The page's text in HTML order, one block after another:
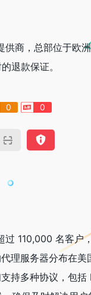
供商，总部位于欧
退款保证。
0 0
110,000 名客户
理服务器分布在美
持多种协议，包括